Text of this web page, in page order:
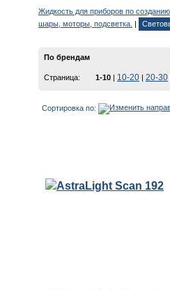
Жидкость для приборов по
шары, моторы, подсветка. |
По брендам
Страница: 1-10 | 10-20 | 20-30
Сортировка по: